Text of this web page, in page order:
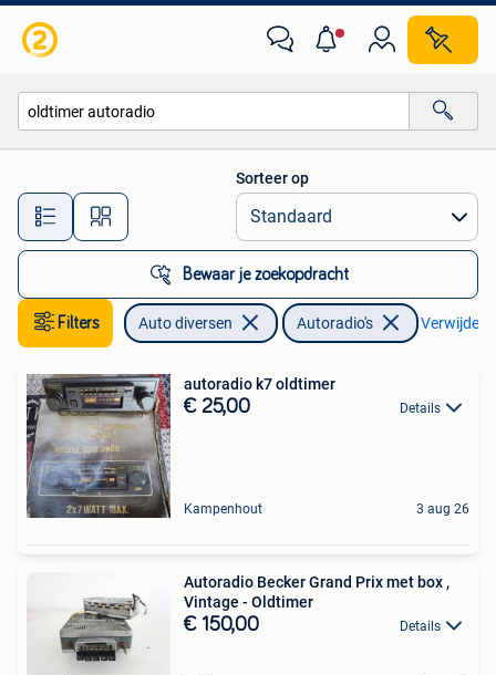
Alle afstanden…
Sorteer op
Bewaar je zoekopdracht
Filters Auto diversen Autoradio's Verwijder
autoradio k7 oldtimer
€ 25,00 Details
Kampenhout 3 aug 26
Autoradio Becker Grand Prix met box ,
Vintage - Oldtimer
€ 150,00 Details